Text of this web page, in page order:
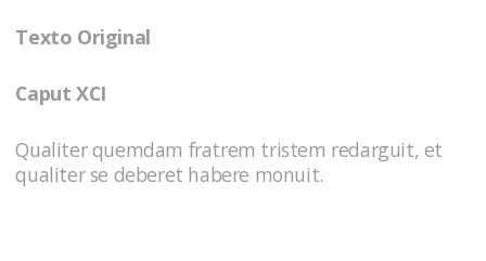
Texto Original
Caput XCI
Qualiter quemdam fratrem tristem redarguit, et
qualiter se deberet habere monuit.